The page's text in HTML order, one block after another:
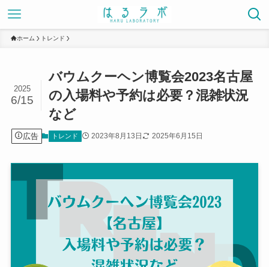
ホーム トレンド
バウムクーヘン博覧会2023名古屋
の入場料や予約は必要？混雑状況
など
2025
6/15
広告 トレンド 2023年8月13日 2025年6月15日